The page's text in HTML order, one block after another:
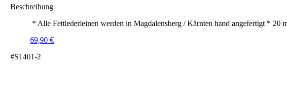
Beschreibung
* Alle Fettlederleinen werden in Magdalensberg / Kärnten hand angefertigt * 20
69,90€
#S1401-2